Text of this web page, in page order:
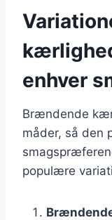
enhver
Brændende
måder, så den
populære